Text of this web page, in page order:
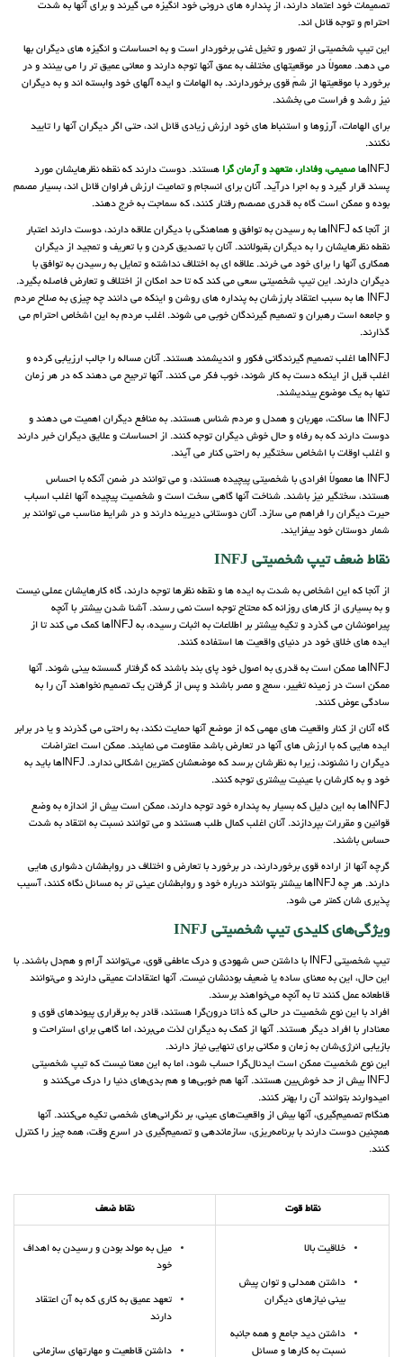
تصمیمات خود اعتماد دارند، از پنداره های درونی خود انگیزه می گیرند و برای آنها به شدت
احترام و توجه قائل اند.
این تیپ شخصیتی از تصور و تخیل غنی برخوردار است و به احساسات و انگیزه های دیگران بها
می دهد. معمولاً در موقعیتهای مختلف به عمق آنها توجه دارند و معانی عمیق تر را می بینند و در
برخورد با موقعیتها از شمّ قوی برخوردارند. به الهامات و ایده آلهای خود وابسته اند و به دیگران
نیز رشد و فراست می بخشند.
برای الهامات، آرزوها و استنباط های خود ارزش زیادی قائل اند، حتی اگر دیگران آنها را تایید
نکنند.
INFJها صمیمی، وفادار، متعهد و آرمان گرا هستند. دوست دارند که نقطه نظرهایشان مورد
پسند قرار گیرد و به اجرا درآید. آنان برای انسجام و تمامیت ارزش فراوان قائل اند، بسیار مصمم
بوده و ممکن است گاه به قدری مصصم رفتار کنند، که سماجت به خرج دهند.
از آنجا که INFJها به رسیدن به توافق و هماهنگی با دیگران علاقه دارند، دوست دارند اعتبار
نقطه نظرهایشان را به دیگران بقبولانند. آنان با تصدیق کردن و با تعریف و تمجید از دیگران
همکاری آنها را برای خود می خرند. علاقه ای به اختلاف نداشته و تمایل به رسیدن به توافق با
دیگران دارند. این تیپ شخصیتی سعی می کند که تا حد امکان از اختلاف و تعارض فاصله بگیرد.
INFJ ها به سبب اعتقاد بارزشان به پنداره های روشن و اینکه می دانند چه چیزی به صلاح مردم
و جامعه است رهبران و تصمیم گیرندگان خوبی می شوند. اغلب مردم به این اشخاص احترام می
گذارند.
INFJها اغلب تصمیم گیرندگانی فکور و اندیشمند هستند. آنان مساله را جالب ارزیابی کرده و
اغلب قبل از اینکه دست به کار شوند، خوب فکر می کنند. آنها ترجیح می دهند که در هر زمان
تنها به یک موضوع بیندیشند.
INFJ ها ساکت، مهربان و همدل و مردم شناس هستند. به منافع دیگران اهمیت می دهند و
دوست دارند که به رفاه و حال خوش دیگران توجه کنند. از احساسات و علایق دیگران خبر دارند
و اغلب اوقات با اشخاص سختگیر به راحتی کنار می آیند.
INFJ ها معمولاً افرادی با شخصیتی پیچیده هستند، و می توانند در ضمن آنکه با احساس
هستند، سختگیر نیز باشند. شناخت آنها گاهی سخت است و شخصیت پیچیده آنها اغلب اسباب
حیرت دیگران را فراهم می سازد. آنان دوستانی دیرینه دارند و در شرایط مناسب می توانند بر
شمار دوستان خود بیفزایند.
نقاط ضعف تیپ شخصیتی INFJ
از آنجا که این اشخاص به شدت به ایده ها و نقطه نظرها توجه دارند، گاه کارهایشان عملی نیست
و به بسیاری از کارهای روزانه که محتاج توجه است نمی رسند. آشنا شدن بیشتر با آنچه
پیرامونشان می گذرد و تکیه بیشتر بر اطلاعات به اثبات رسیده، به INFJها کمک می کند تا از
ایده های خلاق خود در دنیای واقعیت ها استفاده کنند.
INFJها ممکن است به قدری به اصول خود پای بند باشند که گرفتار گسسته بینی شوند. آنها
ممکن است در زمینه تغییر، سمج و مصر باشند و پس از گرفتن یک تصمیم نخواهند آن را به
سادگی عوض کنند.
گاه آنان از کنار واقعیت های مهمی که از موضع آنها حمایت نکند، به راحتی می گذرند و یا در برابر
ایده هایی که با ارزش های آنها در تعارض باشد مقاومت می نمایند. ممکن است اعتراضات
دیگران را نشنوند، زیرا به نظرشان برسد که موضعشان کمترین اشکالی ندارد. INFJها باید به
خود و به کارشان با عینیت بیشتری توجه کنند.
INFJها به این دلیل که بسیار به پنداره خود توجه دارند، ممکن است بیش از اندازه به وضع
قوانین و مقررات بپردازند. آنان اغلب کمال طلب هستند و می توانند نسبت به انتقاد به شدت
حساس باشند.
گرچه آنها از اراده قوی برخوردارند، در برخورد با تعارض و اختلاف در روابطشان دشواری هایی
دارند. هر چه INFJها بیشتر بتوانند درباره خود و روابطشان عینی تر به مسائل نگاه کنند، آسیب
پذیری شان کمتر می شود.
ویژگی‌های کلیدی تیپ شخصیتی INFJ
تیپ شخصیتی INFJ با داشتن حس شهودی و درک عاطفی قوی، می‌توانند آرام و هم‌دل باشند. با
این حال، این به معنای ساده یا ضعیف بودنشان نیست. آنها اعتقادات عمیقی دارند و می‌توانند
قاطعانه عمل کنند تا به آنچه می‌خواهند برسند.
افراد با این نوع شخصیت در حالی که ذاتا درون‌گرا هستند، قادر به برقراری پیوندهای قوی و
معنادار با افراد دیگر هستند. آنها از کمک به دیگران لذت می‌برند، اما گاهی برای استراحت و
بازیابی انرژی‌شان به زمان و مکانی برای تنهایی نیاز دارند.
این نوع شخصیت ممکن است ایدئال‌گرا حساب شود، اما به این معنا نیست که‌ تیپ شخصیتی
INFJ بیش از حد خوش‌بین هستند. آنها هم خوبی‌ها و هم بدی‌های دنیا را درک می‌کنند و
امیدوارند بتوانند آن را بهتر کنند.
هنگام تصمیم‌گیری، آنها بیش از واقعیت‌های عینی، بر نگرانی‌های شخصی تکیه می‌کنند. آنها
همچنین دوست دارند با برنامه‌ریزی، سازماندهی و تصمیم‌گیری در اسرع وقت، همه چیز را کنترل
کنند.
نقاط قوت نقاط ضعف
خلاقیت بالا
داشتن همدلی و توان پیش
بینی نیازهای دیگران
داشتن دید جامع و همه جانبه
نسبت به کارها و مسائل
میل به مولد بودن و رسیدن به اهداف
خود
تعهد عمیق به کاری که به آن اعتقاد
دارند
داشتن قاطعیت و مهارتهای سازمانی